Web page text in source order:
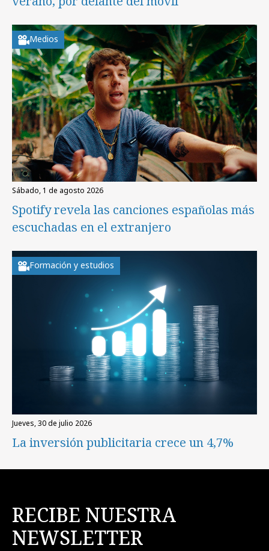
Medios
sábado, 1 de agosto 2026
Spotify revela las canciones españolas más
escuchadas en el extranjero
Formación y estudios
jueves, 30 de julio 2026
La inversión publicitaria crece un 4,7%
RECIBE NUESTRA
NEWSLETTER